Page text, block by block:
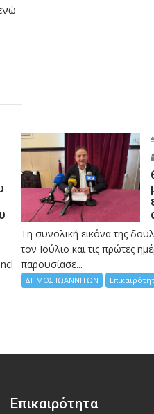
Τη συνολική εικόνα της
τον Ιούλιο και τις πρώτες
παρουσίασε...
ΔΗΜΟΣ ΙΩΑΝΝΙΤΩΝ
Επικαιρότητα